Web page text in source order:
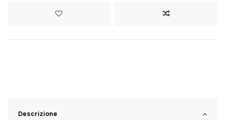
Descrizione